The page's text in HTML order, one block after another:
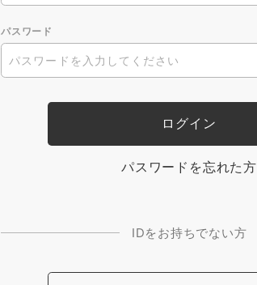
パスワード
パスワードを忘れた方
IDをお持ちでない方